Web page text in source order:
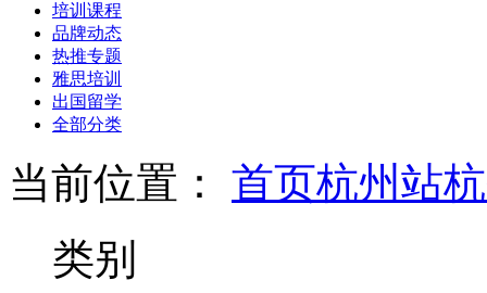
培训课程
品牌动态
热推专题
雅思培训
出国留学
全部分类
当前位置： 首页杭州站
类别